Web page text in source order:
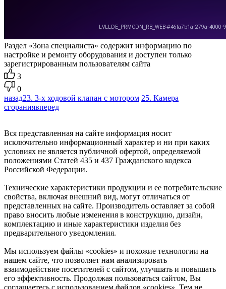
Раздел «Зона специалиста» содержит информацию по
настройке и ремонту оборудования и доступен только
зарегистрированным пользователям сайта
3
0
назад23. 3-х ходовой клапан с мотором 25. Камера
сгораниявперед
Вся представленная на сайте информация носит
исключительно информационный характер и ни при каких
условиях не является публичной офертой, определяемой
положениями Статей 435 и 437 Гражданского кодекса
Российской Федерации.
Технические характеристики продукции и ее потребительские
свойства, включая внешний вид, могут отличаться от
представленных на сайте. Производитель оставляет за собой
право вносить любые изменения в конструкцию, дизайн,
комплектацию и иные характеристики изделия без
предварительного уведомления.
Мы используем файлы «cookies» и похожие технологии на
нашем сайте, что позволяет нам анализировать
взаимодействие посетителей с сайтом, улучшать и повышать
его эффективность. Продолжая пользоваться сайтом, Вы
соглашаетесь с использованием файлов «cookies». Тем не